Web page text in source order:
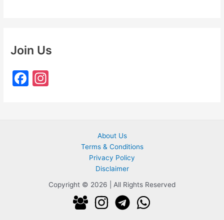
Join Us
F
About Us
Terms & Conditions
Privacy Policy
Disclaimer
Copyright © 2026 | All Rights Reserved